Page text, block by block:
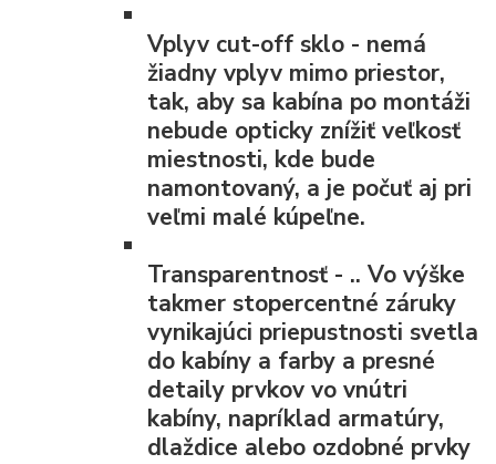
Vplyv cut-offsklo - nemá
žiadny vplyv mimo priestor,
tak, aby sa kabína po montáži
nebude opticky znížiť veľkosť
miestnosti, kde bude
namontovaný, a je počuť aj pri
veľmi malé kúpeľne.
Transparentnosť - .. Vo výške
takmer stopercentné záruky
vynikajúci priepustnosti svetla
do kabíny a farby a presné
detaily prvkov vo vnútri
kabíny, napríklad armatúry,
dlaždice alebo ozdobné prvky